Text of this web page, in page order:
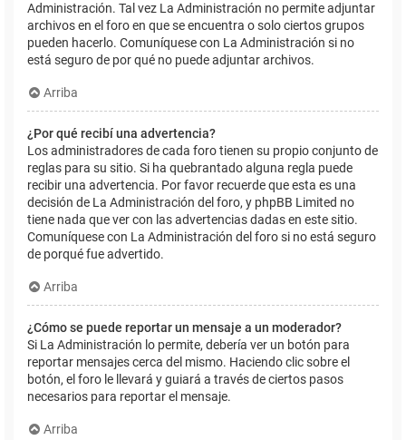
Administración. Tal vez La Administración no permite adjuntar
archivos en el foro en que se encuentra o solo ciertos grupos
pueden hacerlo. Comuníquese con La Administración si no
está seguro de por qué no puede adjuntar archivos.
Arriba
¿Por qué recibí una advertencia?
Los administradores de cada foro tienen su propio conjunto de
reglas para su sitio. Si ha quebrantado alguna regla puede
recibir una advertencia. Por favor recuerde que esta es una
decisión de La Administración del foro, y phpBB Limited no
tiene nada que ver con las advertencias dadas en este sitio.
Comuníquese con La Administración del foro si no está seguro
de porqué fue advertido.
Arriba
¿Cómo se puede reportar un mensaje a un moderador?
Si La Administración lo permite, debería ver un botón para
reportar mensajes cerca del mismo. Haciendo clic sobre el
botón, el foro le llevará y guiará a través de ciertos pasos
necesarios para reportar el mensaje.
Arriba